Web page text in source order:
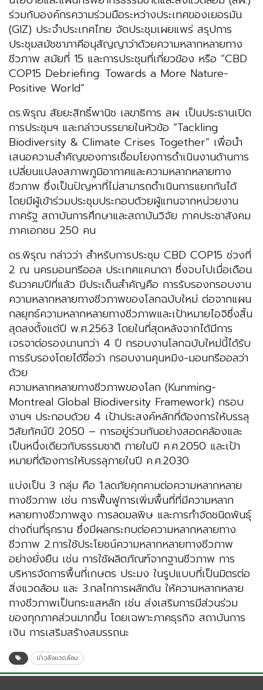
ร่วมกับองค์กรความร่วมมือระหว่างประเทศของเยอรมัน
(GIZ) ประจำประเทศไทย จัดประชุมเผยแพร่ สรุปการ
ประชุมสมัชชาภาคีอนุสัญญาว่าด้วยความหลากหลายทาง
ชีวภาพ สมัยที่ 15 และการประชุมที่เกี่ยวข้อง หรือ “CBD
COP15 Debriefing: Towards a More Nature-
Positive World”
ดร.พิรุณ สัยยะสิทธิ์พานิช เลขาธิการ สผ. เป็นประธานเปิด
การประชุมฯ และกล่าวบรรยายในหัวข้อ “Tackling
Biodiversity & Climate Crises Together” เพื่อนำ
เสนอความสำคัญของการเชื่อมโยงการดำเนินงานด้านการ
เปลี่ยนแปลงสภาพภูมิอากาศและความหลากหลายทาง
ชีวภาพ ซึ่งเป็นปัญหาที่ไม่สามารถดำเนินการแยกกันได้
โดยมีผู้เข้าร่วมประชุมประกอบด้วยผู้แทนจากหน่วยงาน
ภาครัฐ สถาบันการศึกษาและสถาบันวิจัย ภาคประชาสังคม
ภาคเอกชน 250 คน
ดร.พิรุณ กล่าวว่า สำหรับการประชุม CBD COP15 ช่วงที่
2 ณ นครมอนทรีออล ประเทศแคนาดา ซึ่งจบไปเมื่อเดือน
ธันวาคมปีที่แล้ว มีประเด็นสำคัญคือ การรับรองกรอบงาน
ความหลากหลายทางชีวภาพของโลกฉบับใหม่ ต่อจากแผน
กลยุทธ์ความหลากหลายทางชีวภาพและเป้าหมายไอจิซึ่งสิ้น
สุดลงตั้งแต่ปี พ.ศ.2563 โดยในที่สุดหลังจากได้มีการ
เจรจาต่อรองนานกว่า 4 ปี กรอบงานโลกฉบับใหม่นี้ได้รับ
การรับรองโดยได้ชื่อว่า กรอบงานคุนหมิง-มอนทรีออลว่า
ด้วย
ความหลากหลายทางชีวภาพของโลก (Kunming-
Montreal Global Biodiversity Framework) กรอบ
งานฯ ประกอบด้วย 4 เป้าประสงค์หลักที่ต้องการให้บรรลุ
วิสัยทัศน์ปี 2050 – การอยู่ร่วมกันอย่างสอดคล้องและ
เป็นหนึ่งเดียวกับธรรมชาติ ภายในปี ค.ศ.2050 และเป้า
หมายที่ต้องการให้บรรลุภายในปี ค.ศ.2030
แบ่งเป็น 3 กลุ่ม คือ 1.ลดภัยคุกคามต่อความหลากหลาย
ทางชีวภาพ เช่น การฟื้นฟูการเพิ่มพื้นที่ที่มีความหลาก
หลายทางชีวภาพสูง การลดมลพิษ และการกำจัดชนิดพันธุ์
ต่างถิ่นที่รุกราน ซึ่งมีผลกระทบต่อความหลากหลายทาง
ชีวภาพ 2.การใช้ประโยชน์ความหลากหลายทางชีวภาพ
อย่างยั่งยืน เช่น การใช้ผลิตภัณฑ์จากฐานชีวภาพ การ
บริหารจัดการพื้นที่เกษตร ประมง ในรูปแบบที่เป็นมิตรต่อ
สิ่งแวดล้อม และ 3.กลไกการผลักดัน ให้ความหลากหลาย
ทางชีวภาพเป็นกระแสหลัก เช่น ส่งเสริมการมีส่วนร่วม
ของทุกภาคส่วนมากขึ้น โดยเฉพาะภาคธุรกิจ สถาบันการ
เงิน การเสริมสร้างสมรรถนะ
ข่าวสิ่งแวดล้อม